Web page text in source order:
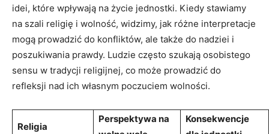
idei, które wpływają na życie jednostki. Kiedy stawiamy
na szali religię i wolność, widzimy, jak różne interpretacje
mogą ‌prowadzić do konfliktów, ale także do nadziei i
‍poszukiwania ​prawdy. Ludzie często szukają ​osobistego
sensu w tradycji religijnej, co może prowadzić do
refleksji nad ich własnym poczuciem wolności.
Religia
Perspektywa na
Konsekwencje